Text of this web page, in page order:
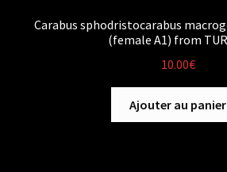
Carabus sphodristocarabus
(female A1) from
10.00€
Ajouter au panier